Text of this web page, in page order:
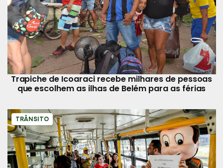
Trapiche de Icoaraci recebe milhares de pessoas
que escolhem as ilhas de Belém para as férias
TRÂNSITO